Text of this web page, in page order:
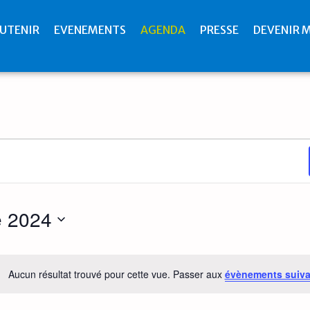
EVENEMENTS AGENDA PRESSE DEVENIR
Notice
Aucun résultat trouvé pour cette vue. Passer aux évènements
2024